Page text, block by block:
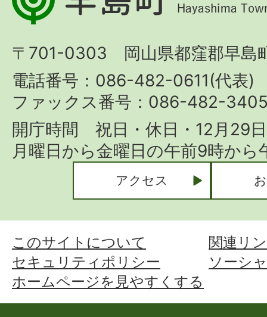
島
Hayashima
Town
〒701-0303 岡山県都窪郡早島
電話番号：086-482-0611(代表)
ファックス番号：086-482-
開庁時間 祝日・休日・12月29
月曜日から金曜日の午前9時か
アクセス
このサイトについて
関連リ
セキュリティポリシー
ソーシ
ホームページを見やすくする